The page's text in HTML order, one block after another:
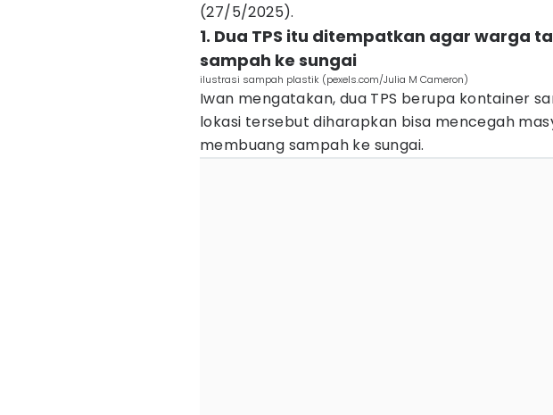
(27/5/2025).
1. Dua TPS itu ditempatkan agar warga
sampah ke sungai
ilustrasi sampah plastik (pexels.com/Julia M Cameron)
Iwan mengatakan, dua TPS berupa kontainer
lokasi tersebut diharapkan bisa mencegah
membuang sampah ke sungai.